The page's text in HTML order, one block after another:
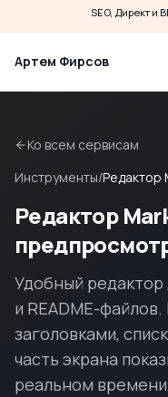
SEO, Директ и
Артем Фирсов
Ко всем сервисам
Инструменты/Редактор
Редактор
Удобный редактор
и README-
заголовками,
часть экрана
реальном